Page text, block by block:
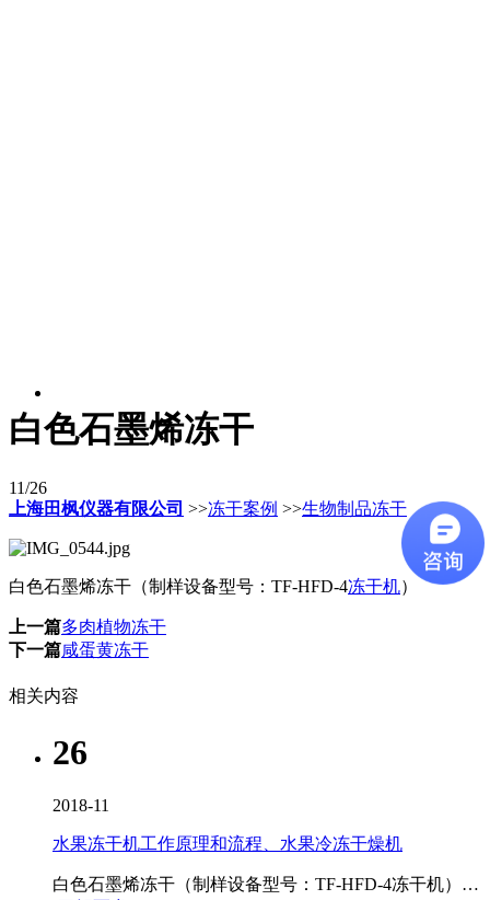
白色石墨烯冻干
11/26
上海田枫仪器有限公司 >>冻干案例 >>生物制品冻干
白色石墨烯冻干（制样设备型号：TF-HFD-4冻干机）
上一篇多肉植物冻干
下一篇咸蛋黄冻干
相关内容
26
2018-11
水果冻干机工作原理和流程、水果冷冻干燥机
白色石墨烯冻干（制样设备型号：TF-HFD-4冻干机）…